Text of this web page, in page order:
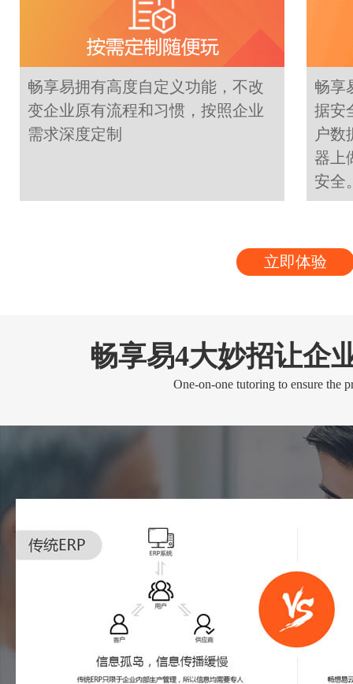
畅享易拥有高度自定义功能，不改
变企业原有流程和习惯，按照企业
需求深度定制
畅享
据安
户数
器上
安全
立即体验
畅享易4大妙招让企
One-on-one tutoring to ensure the